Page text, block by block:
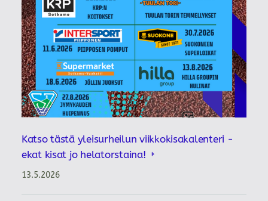
Katso tästä yleisurheilun viikkokisakalenteri -
ekat kisat jo helatorstaina!
13.5.2026